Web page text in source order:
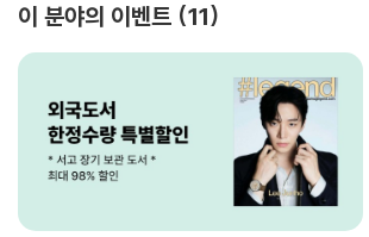
이 분야의 이벤트 11